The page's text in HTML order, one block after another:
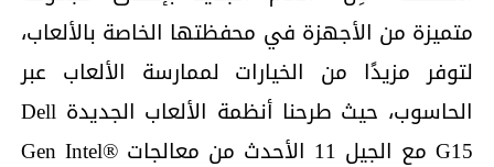
متميزة من الأجهزة في محفظتها الخاصة بالألعاب،
لتوفر مزيدًا من الخيارات لممارسة الألعاب عبر
الحاسوب، حيث طرحنا أنظمة الألعاب الجديدة Dell
G15 مع الجيل 11 الأحدث من معالجات Gen Intel®